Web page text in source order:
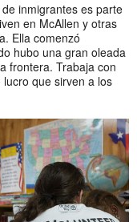
inmigrantes es parte
en McAllen y otras
Ella comenzó
hubo una gran oleada
frontera. Trabaja con
que sirven a los